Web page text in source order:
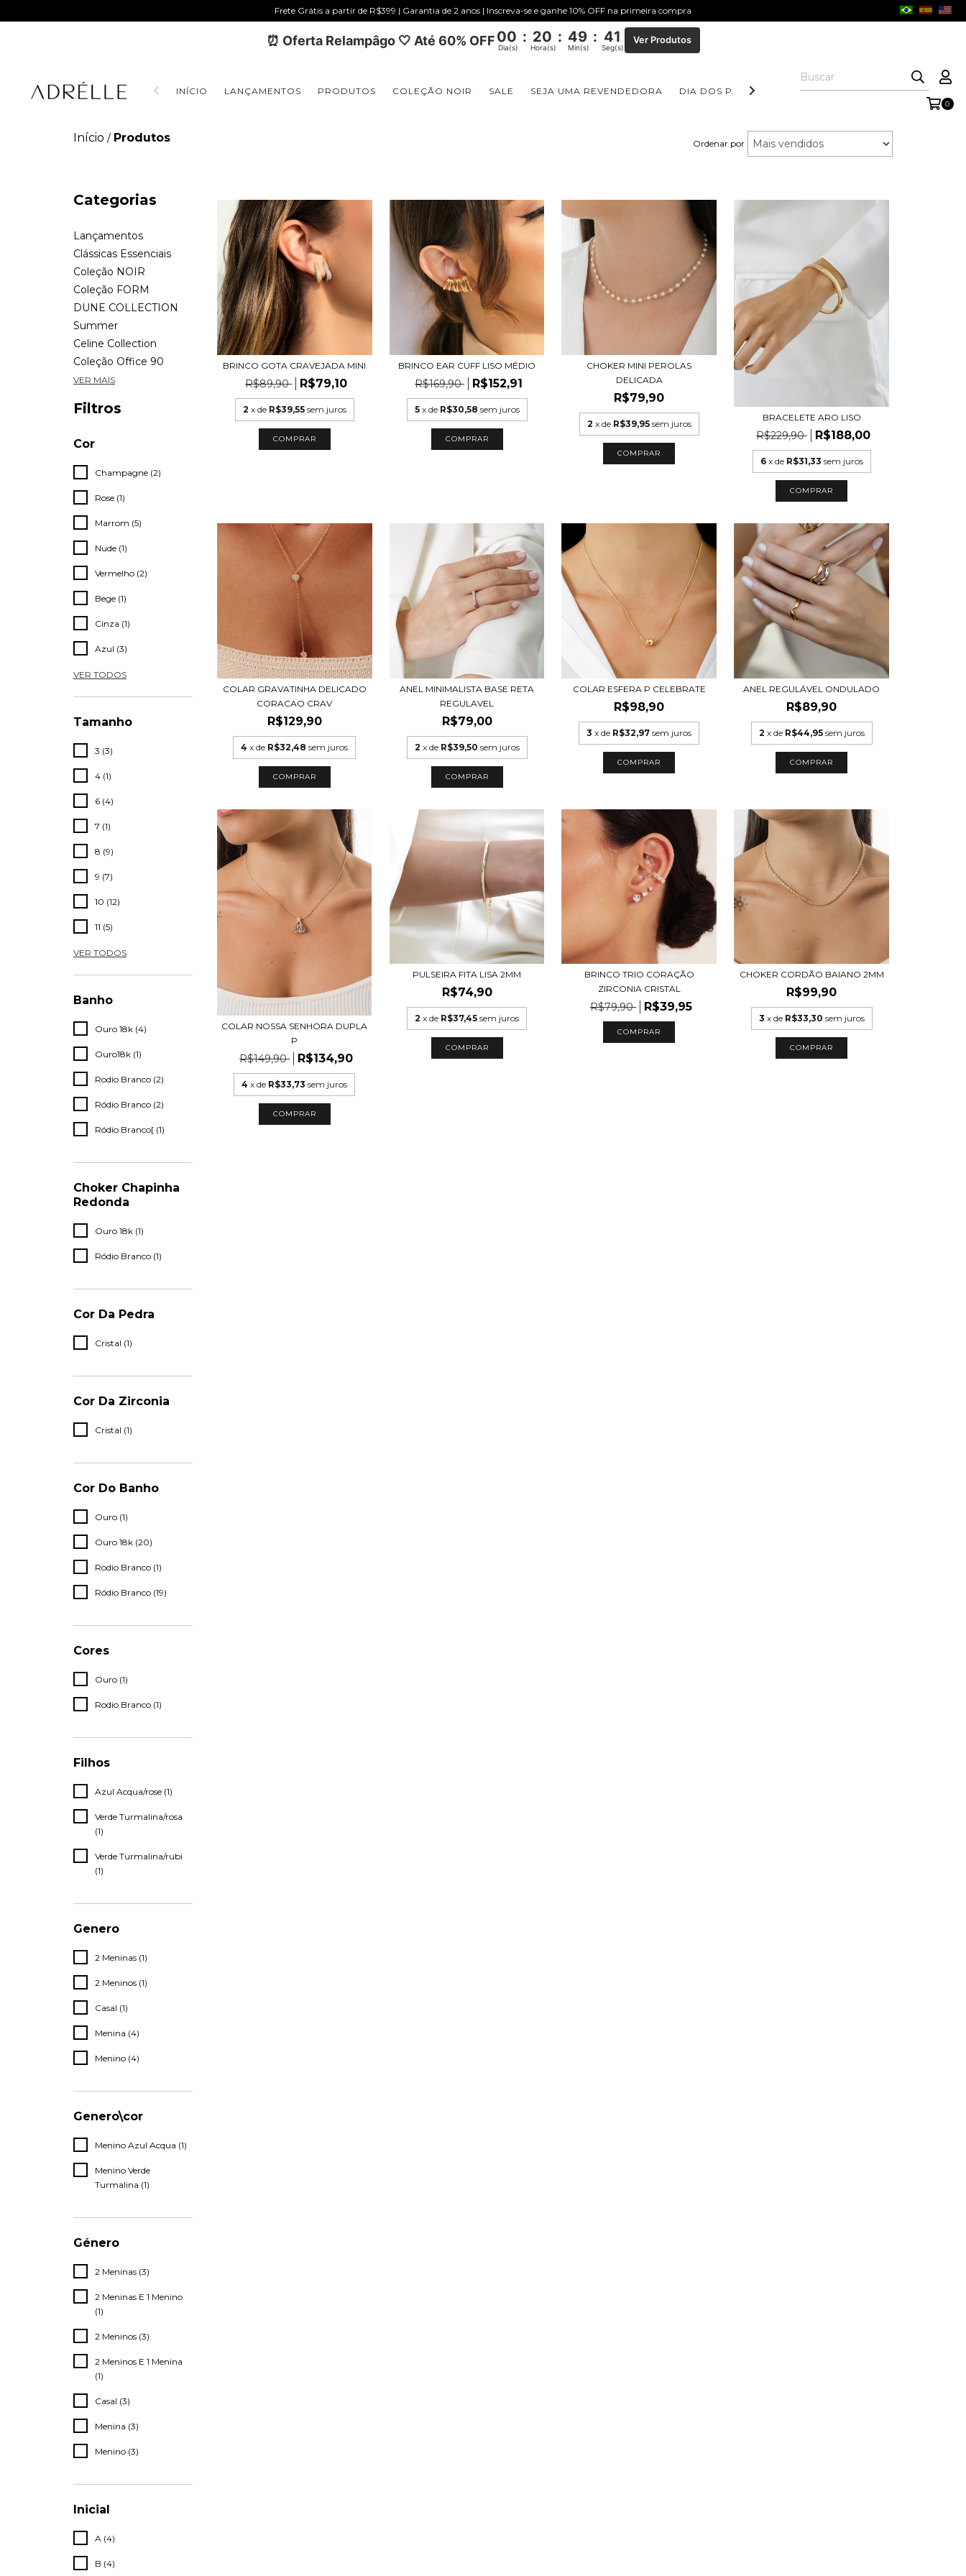
Frete Grátis a partir de R$399 | Garantia de 2 anos | Inscreva-se e ganhe 10% OFF na primeira compra
⏰ Oferta Relampâgo 🤍 Até 60% OFF00 : 20 : 49 : 40
Dia(s) Hora(s) Min(s) Seg(s)
Ver Produtos
INÍCIO LANÇAMENTOS PRODUTOS COLEÇÃO NOIR SALE SEJA UMA REVENDEDORA DIA DOS PAIS COLEÇÃO AURORA COLEÇÃO FORM
0
Início / Produtos Ordenar por
Categorias
Lançamentos
Clássicas Essenciais
Coleção NOIR
Coleção FORM
DUNE COLLECTION
Summer
Celine Collection
Coleção Office 90
VER MAIS
Filtros
Cor
Champagne (2)
Rose (1)
Marrom (5)
Nude (1)
Vermelho (2)
Bege (1)
Cinza (1)
Azul (3)
VER TODOS
Tamanho
3 (3)
4 (1)
6 (4)
7 (1)
8 (9)
9 (7)
10 (12)
11 (5)
VER TODOS
Banho
Ouro 18k (4)
Ouro18k (1)
Rodio Branco (2)
Ródio Branco (2)
Ródio Branco[ (1)
Choker Chapinha
Redonda
Ouro 18k (1)
Ródio Branco (1)
Cor Da Pedra
Cristal (1)
Cor Da Zirconia
Cristal (1)
Cor Do Banho
Ouro (1)
Ouro 18k (20)
Rodio Branco (1)
Ródio Branco (19)
Cores
Ouro (1)
Rodio Branco (1)
Filhos
Azul Acqua/rose (1)
Verde Turmalina/rosa
(1)
Verde Turmalina/rubi
(1)
Genero
2 Meninas (1)
2 Meninos (1)
Casal (1)
Menina (4)
Menino (4)
Genero\cor
Menino Azul Acqua (1)
Menino Verde
Turmalina (1)
Género
2 Meninas (3)
2 Meninas E 1 Menino
(1)
2 Meninos (3)
2 Meninos E 1 Menina
(1)
Casal (3)
Menina (3)
Menino (3)
Inicial
A (4)
B (4)
BRINCO GOTA CRAVEJADA MINI
R$89,90 R$79,10
2 x de R$39,55 sem juros
COMPRAR
BRINCO EAR CUFF LISO MÉDIO
R$169,90 R$152,91
5 x de R$30,58 sem juros
COMPRAR
CHOKER MINI PEROLAS
DELICADA
R$79,90
2 x de R$39,95 sem juros
BRACELETE ARO LISO
R$229,90 R$188,00
6 x de R$31,33 sem juros
COMPRAR
COLAR GRAVATINHA DELICADO
CORACAO CRAV
R$129,90
4 x de R$32,48 sem juros
COMPRAR
ANEL MINIMALISTA BASE RETA
REGULAVEL
R$79,00
2 x de R$39,50 sem juros
COMPRAR
COLAR ESFERA P CELEBRATE
R$98,90
3 x de R$32,97 sem juros
COMPRAR
ANEL REGULÁVEL ONDULADO
R$89,90
2 x de R$44,95 sem juros
COMPRAR
COLAR NOSSA SENHORA DUPLA
P
R$149,90 R$134,90
4 x de R$33,73 sem juros
PULSEIRA FITA LISA 2MM
R$74,90
2 x de R$37,45 sem juros
COMPRAR
BRINCO TRIO CORAÇÃO
ZIRCONIA CRISTAL
R$79,90 R$39,95
COMPRAR
CHOKER CORDÃO BAIANO 2MM
R$99,90
3 x de R$33,30 sem juros
COMPRAR